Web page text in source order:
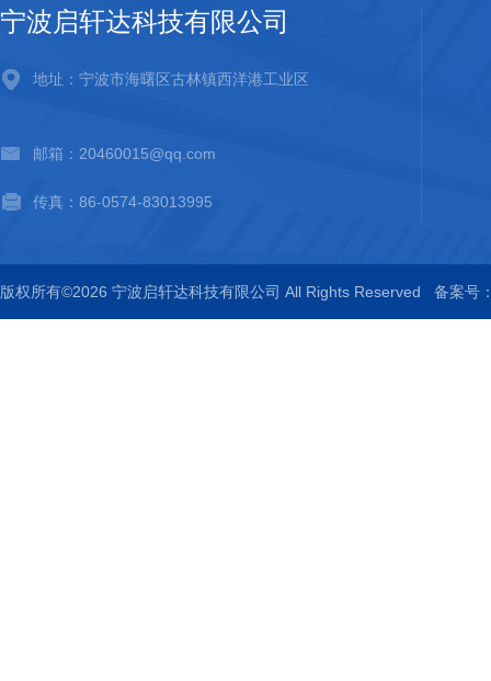
宁波启轩达科技有限公司
地址：宁波市海曙区古林镇西洋港工业区
邮箱：20460015@qq.com
传真：86-0574-83013995
版权所有©2026 宁波启轩达科技有限公司 All Rights Reserved 备案号